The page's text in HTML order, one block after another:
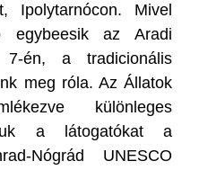
Ipolytarnócon. Mivel
az Aradi
7-én, a tradicionális
meg róla. Az Állatok
különleges
a látogatókat a
Nógrád UNESCO